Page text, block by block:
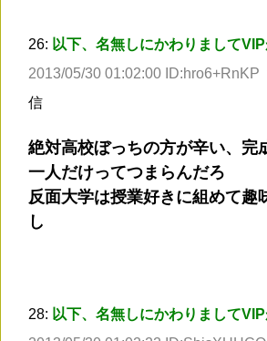
26: 以下、名無しにかわりまして
2013/05/30 01:02:00 ID:hro6+RnKP
信
絶対高校ぼっちの方が辛い、完
一人だけってつまらんだろ
反面大学は授業好きに組めて趣
し
28: 以下、名無しにかわりまして